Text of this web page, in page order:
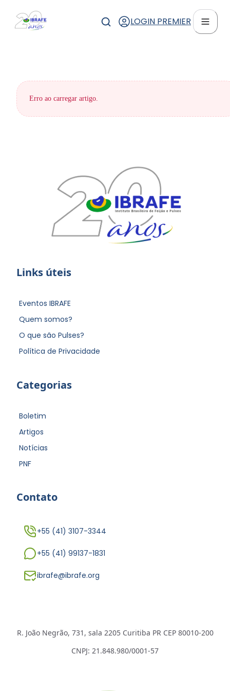
LOGIN PREMIER
Erro ao carregar artigo.
Links úteis
Eventos IBRAFE
Quem somos?
O que são Pulses?
Política de Privacidade
Categorias
Boletim
Artigos
Notícias
PNF
Contato
+55 (41) 3107-3344
+55 (41) 99137-1831
ibrafe@ibrafe.org
R. João Negrão, 731, sala 2205 Curitiba PR CEP 80010-200
CNPJ: 21.848.980/0001-57